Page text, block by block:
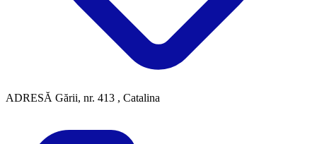
ADRESĂ Gării, nr. 413 , Catalina